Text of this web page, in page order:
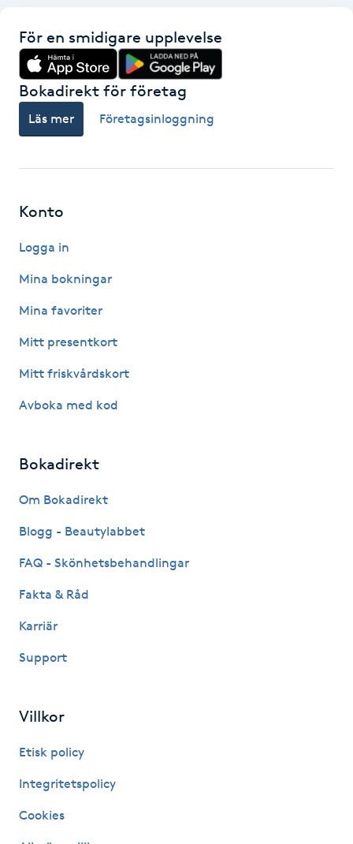
Hyperhidros
Hypnos
Hårvård
Hälsprickor
IPL
IR-massage
Japansk massage
Kemisk peeling
Keratinbehandling
För en smidigare upplevelse
Bokadirekt för företag
Läs mer Företagsinloggning
Konto
Logga in
Mina bokningar
Mina favoriter
Mitt presentkort
Mitt friskvårdskort
Avboka med kod
Bokadirekt
Om Bokadirekt
Blogg - Beautylabbet
FAQ - Skönhetsbehandlingar
Fakta & Råd
Karriär
Support
Villkor
Etisk policy
Integritetspolicy
Cookies